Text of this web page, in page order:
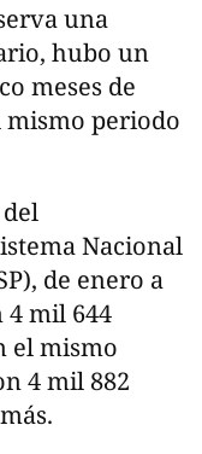
una
hubo un
meses de
mismo periodo
Nacional
de enero a
4 mil 644
el mismo
4 mil 882